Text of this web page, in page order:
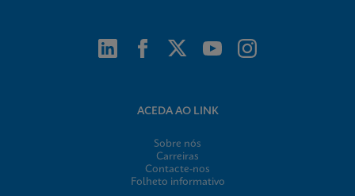
ACEDA AO LINK
Sobre nós
Carreiras
Contacte-nos
Folheto informativo